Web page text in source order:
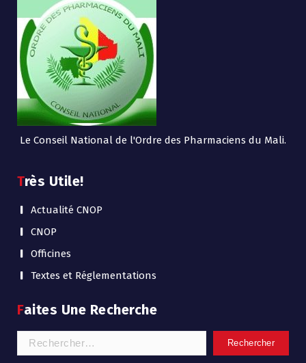
Le Conseil National de l'Ordre des Pharmaciens du Mali.
Très Utile!
Actualité CNOP
CNOP
Officines
Textes et Réglementations
Faites Une Recherche